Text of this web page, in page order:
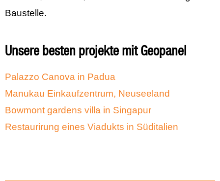
Baustelle.
Unsere besten projekte mit Geopanel
Palazzo Canova in Padua
Manukau Einkaufzentrum, Neuseeland
Bowmont gardens villa in Singapur
Restaurirung eines Viadukts in Süditalien